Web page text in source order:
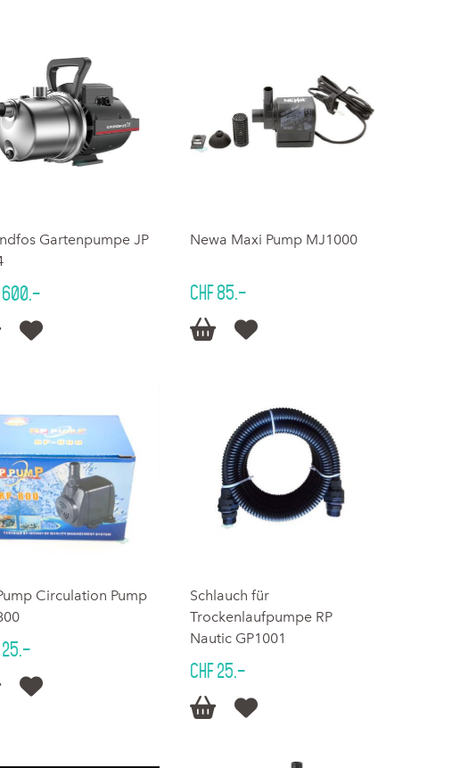
Gartenpumpe JP
600.–

Newa Maxi Pump MJ1000
CHF 85.–
 
Circulation Pump
25.–

Schlauch für
Trockenlaufpumpe RP
Nautic GP1001
CHF 25.–
 